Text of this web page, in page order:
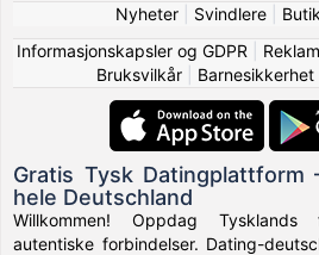
Nyheter| Svindlere|
Informasjonskapsler og GDPR
Bruksvilkår
Barnesikkerhet
Gratis Tysk Datingplattform
hele Deutschland
Willkommen! Oppdag
autentiske forbindelser. Dating-